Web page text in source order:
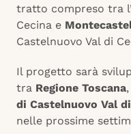
tratto compreso tra
Cecina e
Castelnuovo Val di
Il progetto sarà
tra Regione Toscana,
di Castelnuovo Val
nelle prossime